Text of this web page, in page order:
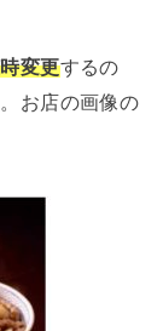
変更するの
お店の画像の